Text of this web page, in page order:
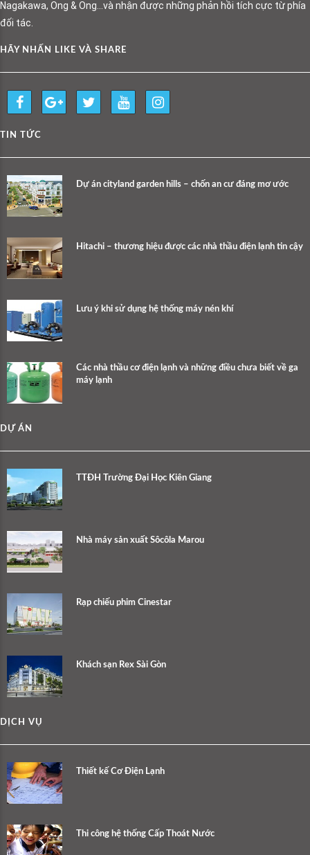
Nagakawa, Ong & Ong…và nhận được những phản hồi tích cực từ phía
đối tác.
HÃY NHẤN LIKE VÀ SHARE
TIN TỨC
Dự án cityland garden hills – chốn an cư đáng mơ ước
Hitachi – thương hiệu được các nhà thầu điện lạnh tin cậy
Lưu ý khi sử dụng hệ thống máy nén khí
Các nhà thầu cơ điện lạnh và những điều chưa biết về ga
máy lạnh
DỰ ÁN
TTĐH Trường Đại Học Kiên Giang
Nhà máy sản xuất Sôcôla Marou
Rạp chiếu phim Cinestar
Khách sạn Rex Sài Gòn
DỊCH VỤ
Thiết kế Cơ Điện Lạnh
Thi công hệ thống Cấp Thoát Nước